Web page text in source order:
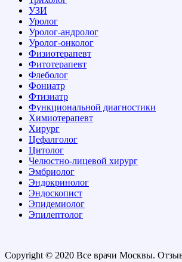
УЗИ
Уролог
Уролог-андролог
Уролог-онколог
Физиотерапевт
Фитотерапевт
Флеболог
Фониатр
Фтизиатр
Функциональной диагностики
Химиотерапевт
Хирург
Цефалголог
Цитолог
Челюстно-лицевой хирург
Эмбриолог
Эндокринолог
Эндоскопист
Эпидемиолог
Эпилептолог
Copyright © 2020 Все врачи Москвы.